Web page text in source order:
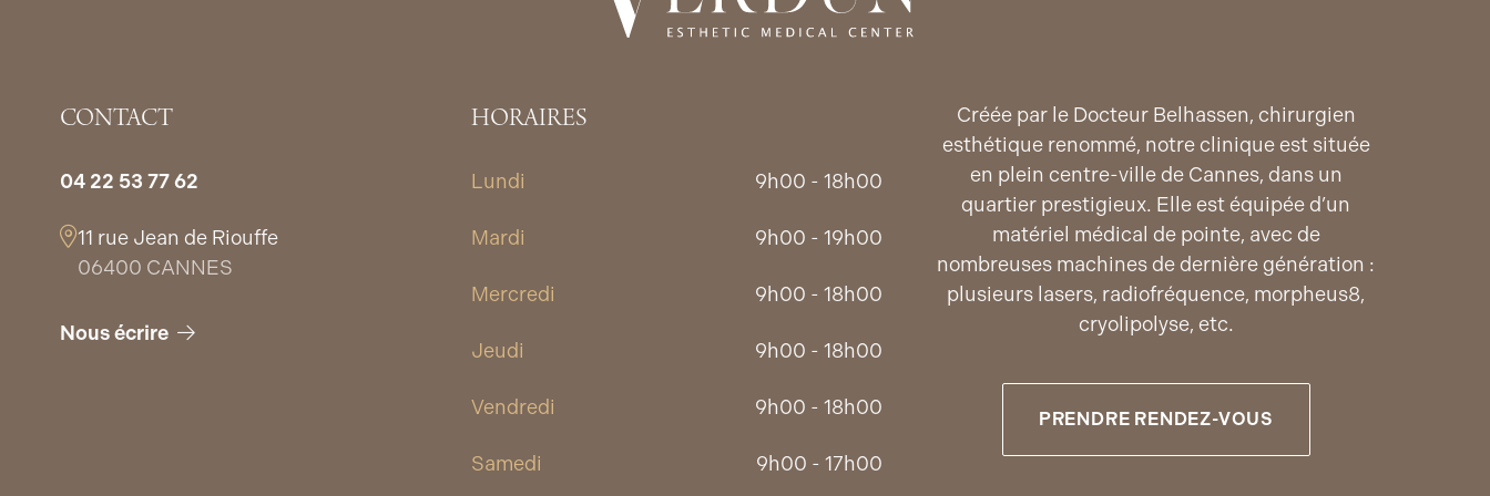
CONTACT
04 22 53 77 62
11 rue Jean de Riouffe
06400 CANNES
Nous écrire
Créée par le Docteur Belhassen, chirurgien
esthétique renommé, notre clinique est située
en plein centre-ville de Cannes, dans un
quartier prestigieux. Elle est équipée d’un
matériel médical de pointe, avec de
nombreuses machines de dernière génération :
plusieurs lasers, radiofréquence, morpheus8,
cryolipolyse, etc.
PRENDRE RENDEZ-VOUS
HORAIRES
Lundi 9h00 - 18h00
Mardi 9h00 - 19h00
Mercredi 9h00 - 18h00
Jeudi 9h00 - 18h00
Vendredi 9h00 - 18h00
Samedi 9h00 - 17h00